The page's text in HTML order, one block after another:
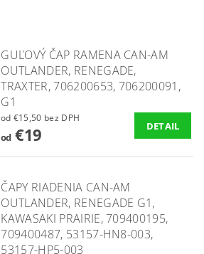
GUĽOVÝ ČAP RAMENA CAN-AM
OUTLANDER, RENEGADE,
TRAXTER, 706200653, 706200091,
G1
od €15,50 bez DPH
od€19 DETAIL
ČAPY RIADENIA CAN-AM
OUTLANDER, RENEGADE G1,
KAWASAKI PRAIRIE, 709400195,
709400487, 53157-HN8-003,
53157-HP5-003